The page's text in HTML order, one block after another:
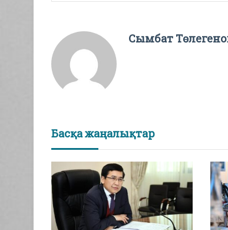
Сымбат
Басқа жаңалықтар